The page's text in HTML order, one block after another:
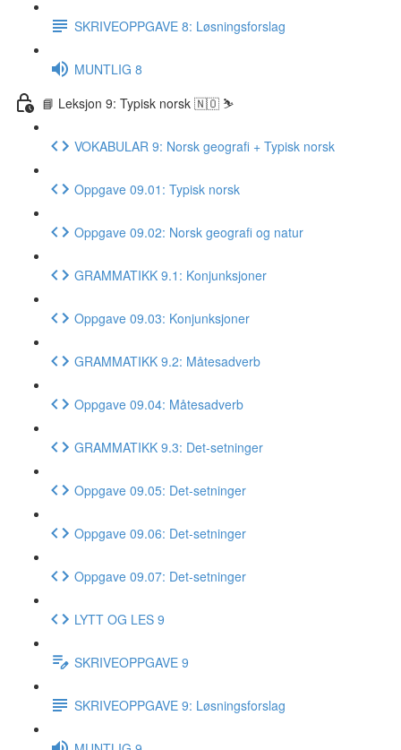
SKRIVEOPPGAVE 8: Løsningsforslag
MUNTLIG 8
📘 Leksjon 9: Typisk norsk 🇳🇴 ⛷
VOKABULAR 9: Norsk geografi + Typisk norsk
Oppgave 09.01: Typisk norsk
Oppgave 09.02: Norsk geografi og natur
GRAMMATIKK 9.1: Konjunksjoner
Oppgave 09.03: Konjunksjoner
GRAMMATIKK 9.2: Måtesadverb
Oppgave 09.04: Måtesadverb
GRAMMATIKK 9.3: Det-setninger
Oppgave 09.05: Det-setninger
Oppgave 09.06: Det-setninger
Oppgave 09.07: Det-setninger
LYTT OG LES 9
SKRIVEOPPGAVE 9
SKRIVEOPPGAVE 9: Løsningsforslag